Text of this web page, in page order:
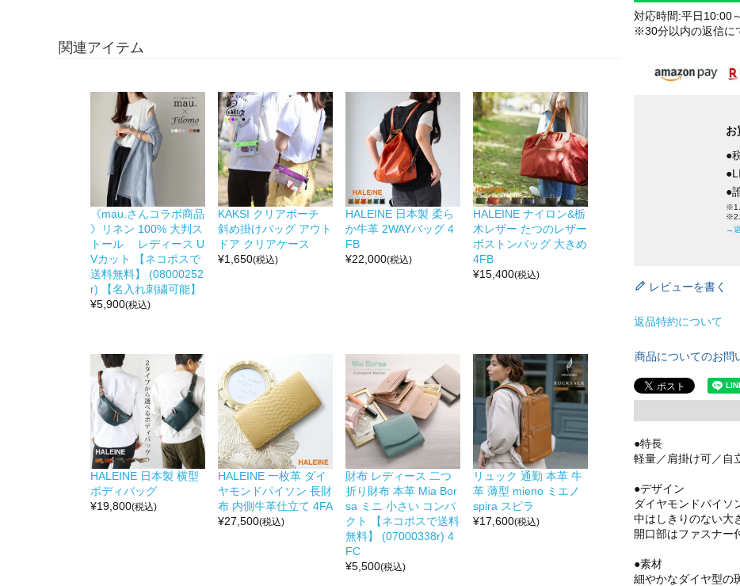
関連アイテム
《mau.さんコラボ商品
》リネン 100% 大判ス
トール レディース U
Vカット 【ネコポスで
送料無料】 (08000252
r) 【名入れ刺繍可能】
¥5,900(税込)
KAKSI クリアポーチ
斜め掛けバッグ アウト
ドア クリアケース
¥1,650(税込)
HALEINE 日本製 柔ら
か牛革 2WAYバッグ 4
FB
¥22,000(税込)
HALEINE ナイロン&栃
木レザー たつのレザー
ボストンバッグ 大きめ
4FB
¥15,400(税込)
HALEINE 日本製 横型
ボディバッグ
¥19,800(税込)
HALEINE 一枚革 ダイ
ヤモンドパイソン 長財
布 内側牛革仕立て 4FA
¥27,500(税込)
財布 レディース 二つ
折り財布 本革 Mia Bor
sa ミニ 小さい コンパ
クト 【ネコポスで送料
無料】 (07000338r) 4
FC
¥5,500(税込)
リュック 通勤 本革 牛
革 薄型 mieno ミエノ
spira スピラ
¥17,600(税込)
対応時間:平日10:00
※30分以内の返信に
お
●
●
※1.
※2.
→
レビューを書く
返品特約について
商品についてのお問
●特長
軽量／肩掛け可／自
●デザイン
ダイヤモンドパイソ
中はしきりのない大
開口部はファスナー
●素材
細やかなダイヤ型の